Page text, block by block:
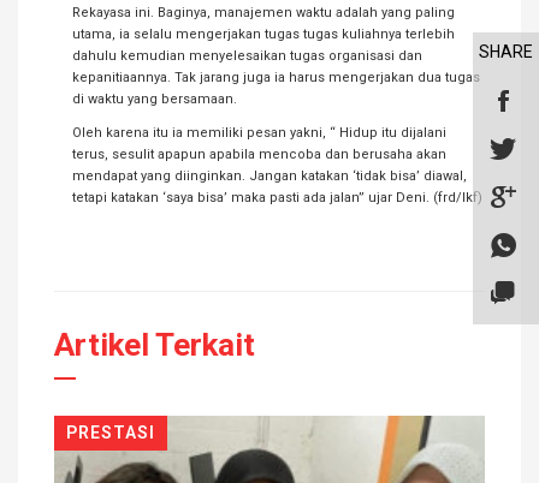
SHARE
Rekayasa ini. Baginya, manajemen waktu adalah yang paling
utama, ia selalu mengerjakan tugas tugas kuliahnya terlebih
dahulu kemudian menyelesaikan tugas organisasi dan
kepanitiaannya. Tak jarang juga ia harus mengerjakan dua tugas
di waktu yang bersamaan.
Oleh karena itu ia memiliki pesan yakni, “ Hidup itu dijalani
terus, sesulit apapun apabila mencoba dan berusaha akan
mendapat yang diinginkan. Jangan katakan ‘tidak bisa’ diawal,
tetapi katakan ‘saya bisa’ maka pasti ada jalan” ujar Deni. (frd/lkf)
Artikel Terkait
PRESTASI